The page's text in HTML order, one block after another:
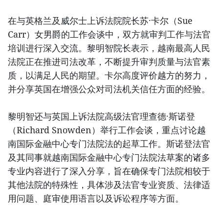
在与英格兰及威尔士上诉法院院长苏·卡尔（Sue
Carr）女男爵的工作会谈中，双方就审判工作与法官
培训进行深入交流。黎明智院长表示，越南最高人民
法院正在推进司法改革，不断提升审判质量与法官素
质，以满足人民的期望。卡尔高度评价越方的努力，
并分享英国在增强公众对司法机关信任方面的经验。
黎明智还与英国上诉法院高级法官理查德·斯诺登
（Richard Snowden）举行工作会谈，重点讨论越
南国际金融中心专门法院法的起草工作。斯诺登法官
及其同事就越南国际金融中心专门法院法草案的诸多
专业内容进行了深入分享，旨在确保专门法院相较于
其他法院的特殊性，具体涉及法官专业资质、法律适
用问题、庭审使用语言以及诉讼程序等方面。